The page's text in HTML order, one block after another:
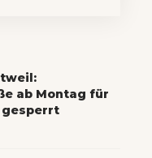
ab Montag für
gesperrt